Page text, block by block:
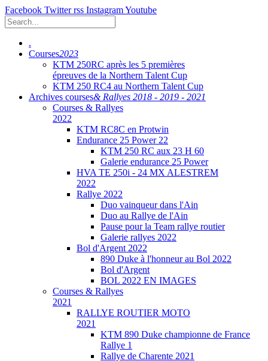
Facebook Twitter rss InstagramYoutube
.
Courses2023
KTM 250RC après les 5 premières
épreuves de la Northern Talent Cup
KTM 250 RC4 au Northern Talent Cup
Archives courses& Rallyes 2018 - 2019 - 2021
Courses & Rallyes
2022
KTM RC8C en Protwin
Endurance 25 Power 22
KTM 250 RC aux 23 H 60
Galerie endurance 25 Power
HVA TE 250i - 24 MX ALESTREM
2022
Rallye 2022
Duo vainqueur dans l'Ain
Duo au Rallye de l'Ain
Pause pour la Team rallye routier
Galerie rallyes 2022
Bol d'Argent 2022
890 Duke à l'honneur au Bol 2022
Bol d'Argent
BOL 2022 EN IMAGES
Courses & Rallyes
2021
RALLYE ROUTIER MOTO
2021
KTM 890 Duke championne de France
Rallye 1
Rallye de Charente 2021